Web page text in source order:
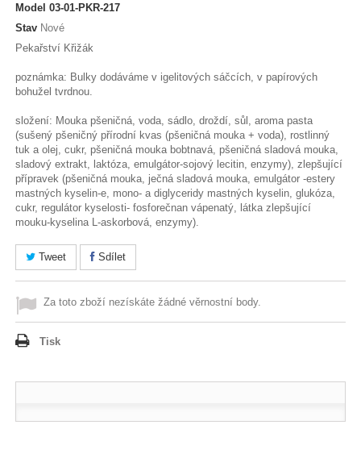
Model 03-01-PKR-217
Stav Nové
Pekařství Křižák
poznámka: Bulky dodáváme v igelitových sáčcích, v papírových
bohužel tvrdnou.
složení: Mouka pšeničná, voda, sádlo, droždí, sůl, aroma pasta
(sušený pšeničný přírodní kvas (pšeničná mouka + voda), rostlinný
tuk a olej, cukr, pšeničná mouka bobtnavá, pšeničná sladová mouka,
sladový extrakt, laktóza, emulgátor-sojový lecitin, enzymy), zlepšující
přípravek (pšeničná mouka, ječná sladová mouka, emulgátor -estery
mastných kyselin-e, mono- a diglyceridy mastných kyselin, glukóza,
cukr, regulátor kyselosti- fosforečnan vápenatý, látka zlepšující
mouku-kyselina L-askorbová, enzymy).
Tweet Sdílet
Za toto zboží nezískáte žádné věrnostní body.
Tisk